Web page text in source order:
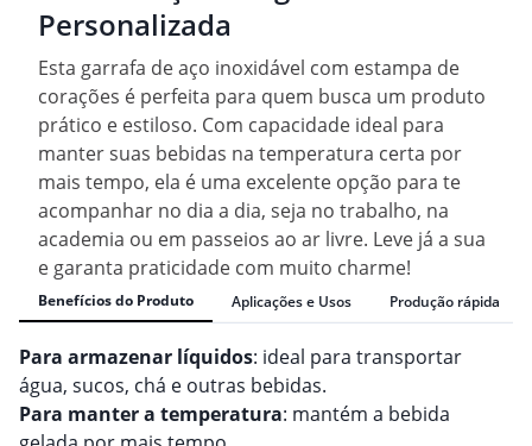
Personalizada
Esta garrafa de aço inoxidável com estampa de
corações é perfeita para quem busca um produto
prático e estiloso. Com capacidade ideal para
manter suas bebidas na temperatura certa por
mais tempo, ela é uma excelente opção para te
acompanhar no dia a dia, seja no trabalho, na
academia ou em passeios ao ar livre. Leve já a sua
e garanta praticidade com muito charme!
Benefícios do Produto Aplicações e Usos Produção rápida
Para armazenar líquidos: ideal para transportar
água, sucos, chá e outras bebidas.
Para manter a temperatura: mantém a bebida